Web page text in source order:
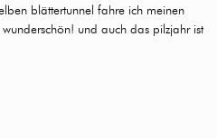
blättertunnel fahre ich meinen
und auch das pilzjahr ist